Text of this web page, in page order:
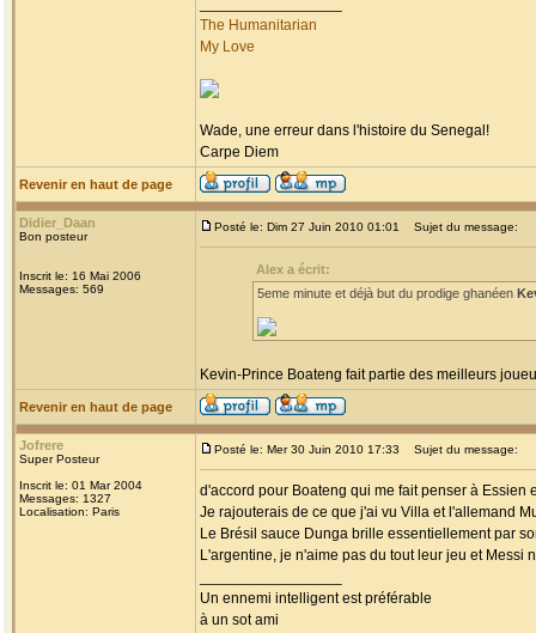
The Humanitarian
My Love
Wade, une erreur dans l'histoire du Senegal!
Carpe Diem
Revenir en haut de page
Didier_Daan
Bon posteur
Inscrit le: 16 Mai 2006
Messages: 569
Posté le: Dim 27 Juin 2010 01:01 Sujet du message:
Alex a écrit:
5eme minute et déjà but du prodige ghanéen
Kevin-Prince Boateng fait partie des meilleurs
Revenir en haut de page
Jofrere
Super Posteur
Inscrit le: 01 Mar 2004
Messages: 1327
Localisation: Paris
Posté le: Mer 30 Juin 2010 17:33 Sujet du message:
d'accord pour Boateng qui me fait penser à Essien
Je rajouterais de ce que j'ai vu Villa et l'allemand
Le Brésil sauce Dunga brille essentiellement par
L'argentine, je n'aime pas du tout leur jeu et Messi
Un ennemi intelligent est préférable
à un sot ami